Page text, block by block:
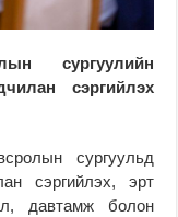
сургуулийн
сэргийлэх
сургуульд
сэргийлэх, эрт
давтамж болон